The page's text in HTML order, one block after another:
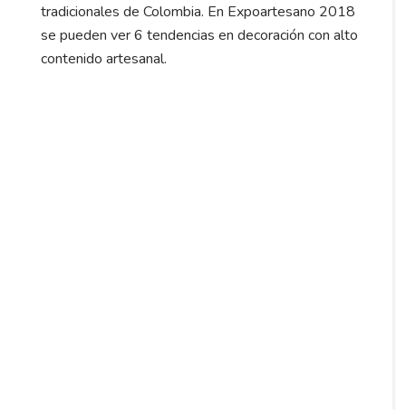
tradicionales de Colombia. En Expoartesano 2018
se pueden ver 6 tendencias en decoración con alto
contenido artesanal.